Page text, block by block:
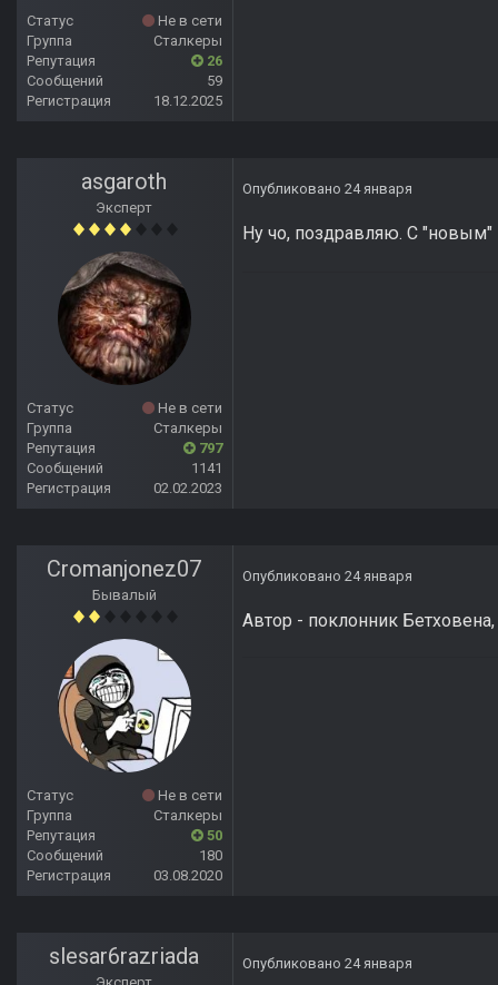
Статус
Не в сети
Группа
Сталкеры
Репутация
26
Сообщений
59
Регистрация
18.12.2025
asgaroth
Эксперт
Статус
Не в сети
Группа
Сталкеры
Репутация
797
Сообщений
1141
Регистрация
02.02.2023
Опубликовано 24 января
Ну чо, поздравляю. С
Cromanjonez07
Бывалый
Статус
Не в сети
Группа
Сталкеры
Репутация
50
Сообщений
180
Регистрация
03.08.2020
Опубликовано 24 января
Автор - поклонник
slesar6razriada Опубликовано 24 января